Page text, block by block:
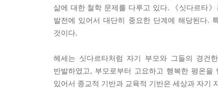
삶에 대한 철학 문제를 다루고 있다. 《싯다르타
발전에 있어서 대단히 중요한 단계에 해당된다.
것이다.
헤세는 싯다르타처럼 자기 부모와 그들의 경건
반발하였고, 부모로부터 고요하고 행복한 평온
있어서 종교적 기반과 교육적 기반은 세상과 자기